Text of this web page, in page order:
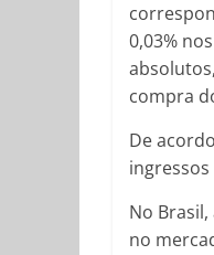
0,03%
compra
De
ingressos
No
no